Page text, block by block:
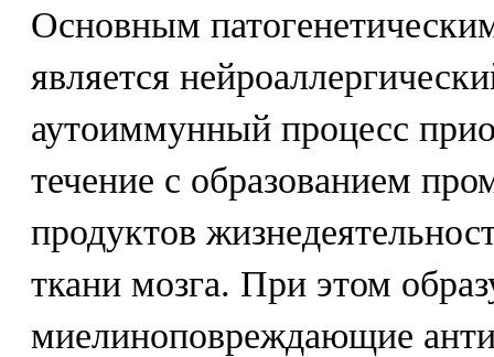
Основным
является
аутоиммунный процесс
течение с образованием
продуктов
ткани мозга. При этом
миелиноповреждающие